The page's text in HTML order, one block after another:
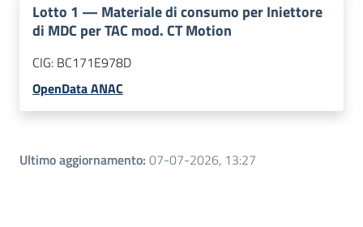
Lotto 1 — Materiale di consumo per Iniettore
di MDC per TAC mod. CT Motion
CIG: BC171E978D
OpenData ANAC
Ultimo aggiornamento: 07-07-2026, 13:27